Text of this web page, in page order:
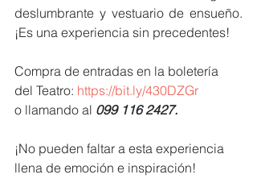
deslumbrante y vestuario de ensueño.
¡Es una experiencia sin precedentes!
Compra de entradas en la boletería
del Teatro: https://bit.ly/430DZGr
o llamando al 099 116 2427.
¡No pueden faltar a esta experiencia
llena de emoción e inspiración!